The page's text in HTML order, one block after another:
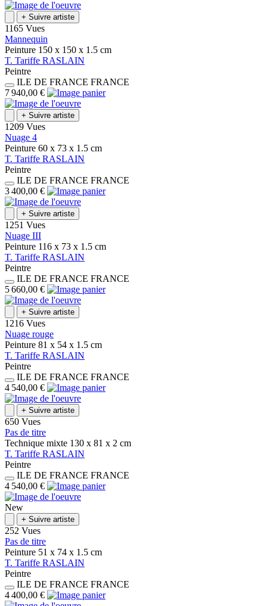
+ Suivre artiste
1165 Vues
Mannequin
Peinture 150 x 150 x 1.5 cm
T. Tariffe RASLAIN
Peintre
ILE DE FRANCE FRANCE
7 940,00 €
+ Suivre artiste
1209 Vues
Nuage 4
Peinture 60 x 73 x 1.5 cm
T. Tariffe RASLAIN
Peintre
ILE DE FRANCE FRANCE
3 400,00 €
+ Suivre artiste
1251 Vues
Nuage III
Peinture 116 x 73 x 1.5 cm
T. Tariffe RASLAIN
Peintre
ILE DE FRANCE FRANCE
5 660,00 €
+ Suivre artiste
1216 Vues
Nuage rouge
Peinture 81 x 54 x 1.5 cm
T. Tariffe RASLAIN
Peintre
ILE DE FRANCE FRANCE
4 540,00 €
+ Suivre artiste
650 Vues
Pas de titre
Technique mixte 130 x 81 x 2 cm
T. Tariffe RASLAIN
Peintre
ILE DE FRANCE FRANCE
4 540,00 €
New
+ Suivre artiste
252 Vues
Pas de titre
Peinture 51 x 74 x 1.5 cm
T. Tariffe RASLAIN
Peintre
ILE DE FRANCE FRANCE
4 400,00 €